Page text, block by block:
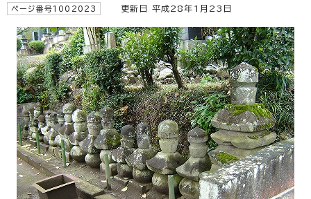
ページ番号1002023 更新日 平成28年1月23日